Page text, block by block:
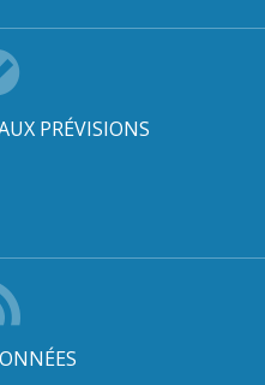
PRÉVISIONS